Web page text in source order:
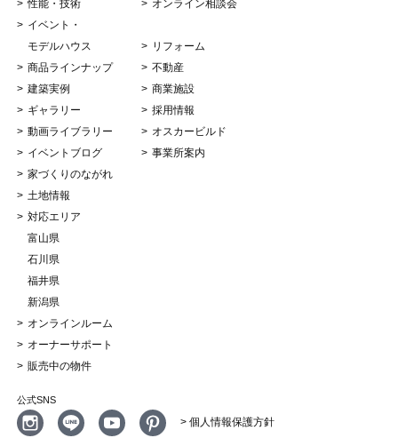
性能・技術
イベント・
モデルハウス
商品ラインナップ
建築実例
ギャラリー
動画ライブラリー
イベントブログ
家づくりのながれ
土地情報
対応エリア
富山県
石川県
福井県
新潟県
オンラインルーム
オーナーサポート
販売中の物件
オンライン相談会
リフォーム
不動産
商業施設
採用情報
オスカービルド
事業所案内
公式SNS
> 個人情報保護方針